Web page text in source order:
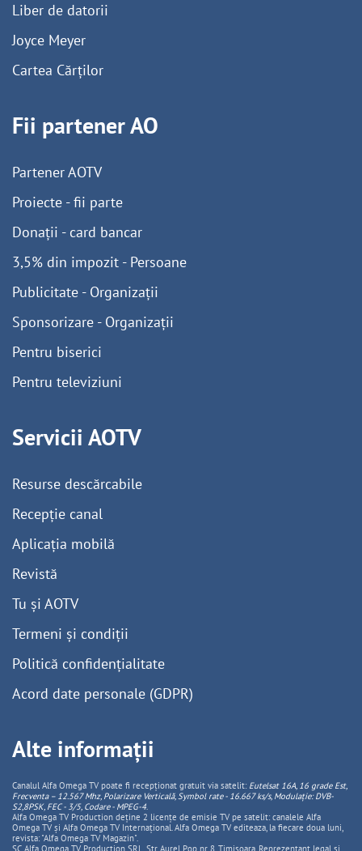
Liber de datorii
Joyce Meyer
Cartea Cărților
Fii partener AO
Partener AOTV
Proiecte - fii parte
Donații - card bancar
3,5% din impozit - Persoane
Publicitate - Organizații
Sponsorizare - Organizații
Pentru biserici
Pentru televiziuni
Servicii AOTV
Resurse descărcabile
Recepție canal
Aplicația mobilă
Revistă
Tu și AOTV
Termeni și condiții
Politică confidențialitate
Acord date personale (GDPR)
Alte informații
Canalul Alfa Omega TV poate fi recepționat gratuit via satelit: Eutelsat 16A, 16 grade Est,
Frecventa – 12.567 Mhz, PolarizareVerticală, Symbol rate - 16.667 ks/s, Modulație: DVB-
S2,8PSK, FEC - 3/5, Codare - MPEG-4.
Alfa Omega TV Production deține 2 licențe de emisie TV pe satelit: canalele Alfa
Omega TV și Alfa Omega TV Internațional. Alfa Omega TV editeaza, la fiecare doua luni,
revista: "Alfa Omega TV Magazin".
SC Alfa Omega TV Production SRL, Str Aurel Pop nr. 8, Timisoara. Reprezentant legal și